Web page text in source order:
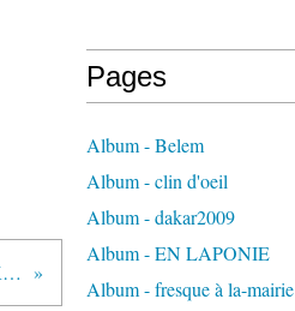
L'appel des colombes de Martha Hall Kelly (éditions Charleston)
Pages
Album - Belem
Album - clin d'oeil
Album - dakar2009
Album - EN LAPONIE
Album - fresque à la-mairie